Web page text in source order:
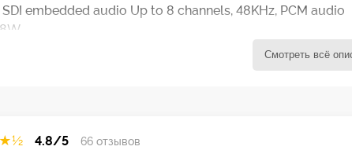
embedded audio Up to 8 channels, 48KHz, PCM audio
Смотреть всё
★½ 4.8/5 66 отзывов